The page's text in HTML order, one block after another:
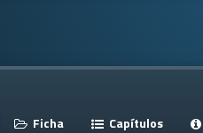
Ficha Capítulos